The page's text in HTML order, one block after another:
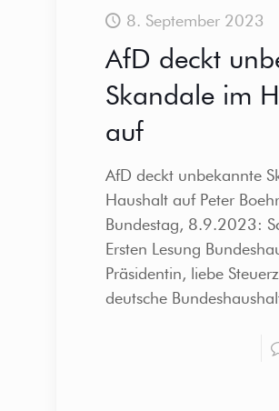
8. September 2023
AfD deckt
Skandale im
auf
AfD deckt unbekannte
Haushalt auf Peter
Bundestag, 8.9.2023:
Ersten Lesung
Präsidentin, liebe
deutsche